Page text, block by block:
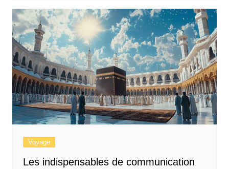
Voyage
Les indispensables de communication